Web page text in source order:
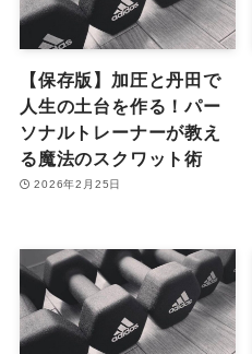
【保存版】加圧と丹田で
人生の土台を作る！パー
ソナルトレーナーが教え
る魔法のスクワット術
2026年2月25日